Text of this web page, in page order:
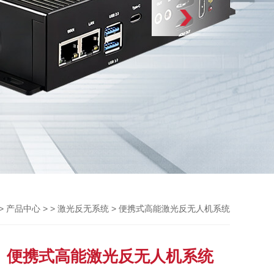
产品中心 > > 激光反无系统 > 便携式高能激光反无人机系统
便携式高能激光反无人机系统